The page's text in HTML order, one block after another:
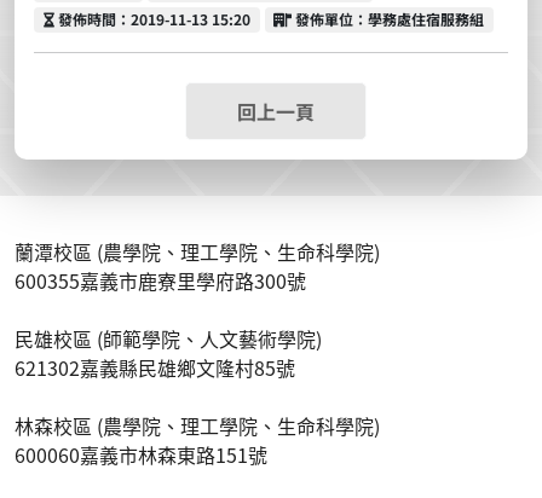
發佈時間
發佈時間：2019-11-13 15:20 發佈單位
發佈單位：學務處住宿服務組
回上一頁
蘭潭校區 (農學院、理工學院、生命科學院)
600355嘉義市鹿寮里學府路300號
民雄校區 (師範學院、人文藝術學院)
621302嘉義縣民雄鄉文隆村85號
林森校區 (農學院、理工學院、生命科學院)
600060嘉義市林森東路151號